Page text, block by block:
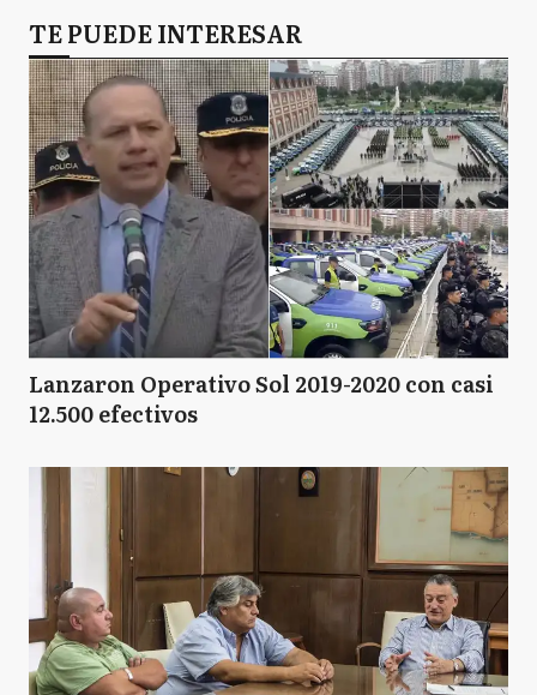
TE PUEDE INTERESAR
Lanzaron Operativo Sol 2019-2020 con casi
12.500 efectivos